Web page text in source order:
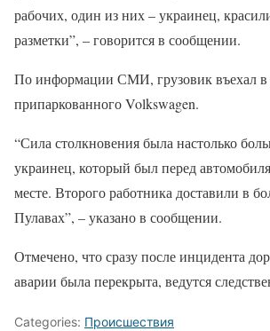
рабочих, один из них – украинец,
разметки”, – говорится в сообщении.
По информации СМИ, грузовик въехал в
припаркованного Volkswagen.
“Сила столкновения была настолько
украинец, который был перед
месте. Второго работника доставили в
Пулавах”, – указано в сообщении.
Отмечено, что сразу после инцидента
аварии была перекрыта, ведутся
Categories: Происшествия